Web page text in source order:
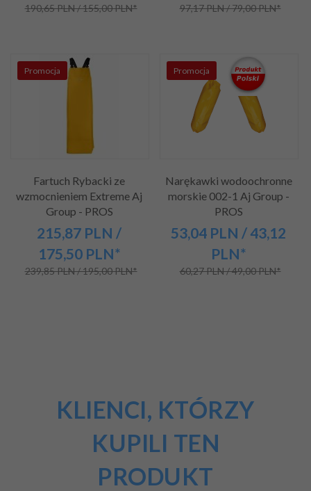
190,65 PLN / 155,00 PLN* 97,17 PLN / 79,00 PLN*
Promocja
Fartuch Rybacki ze
wzmocnieniem Extreme Aj
Group - PROS
215,87 PLN /
175,50 PLN*
239,85 PLN / 195,00 PLN*
Promocja
Narękawki wodoochronne
morskie 002-1 Aj Group -
PROS
53,04 PLN / 43,12
PLN*
60,27 PLN / 49,00 PLN*
KLIENCI, KTÓRZY
KUPILI TEN
PRODUKT